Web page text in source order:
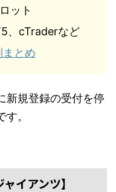
ット
、cTraderなど
とめ
新規登録の受付を停
。
イアンツ】